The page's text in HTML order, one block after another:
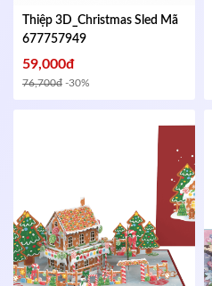
Thiệp 3D_Christmas Sled Mã
677757949
59,000đ
76,700đ -30%